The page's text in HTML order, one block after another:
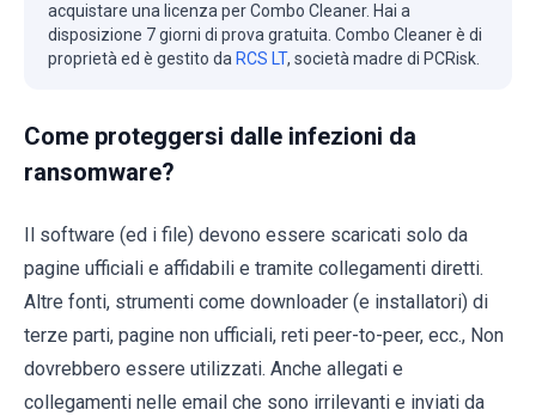
acquistare una licenza per Combo Cleaner. Hai a
disposizione 7 giorni di prova gratuita. Combo Cleaner è di
proprietà ed è gestito da RCS LT, società madre di PCRisk.
Come proteggersi dalle infezioni da
ransomware?
Il software (ed i file) devono essere scaricati solo da
pagine ufficiali e affidabili e tramite collegamenti diretti.
Altre fonti, strumenti come downloader (e installatori) di
terze parti, pagine non ufficiali, reti peer-to-peer, ecc., Non
dovrebbero essere utilizzati. Anche allegati e
collegamenti nelle email che sono irrilevanti e inviati da